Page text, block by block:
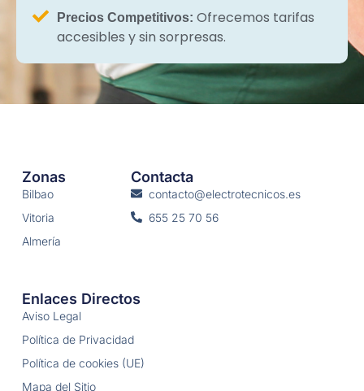
Precios Competitivos: Ofrecemos tarifas
accesibles y sin sorpresas.
Zonas
Bilbao
Vitoria
Almería
Contacta
contacto@electrotecnicos.es
655 25 70 56
Enlaces Directos
Aviso Legal
Política de Privacidad
Política de cookies (UE)
Mapa del Sitio